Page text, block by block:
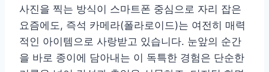
사진을 찍는 방식이 스마트폰 중심으로 자리 잡은
요즘에도, 즉석 카메라(폴라로이드)는 여전히 매력
적인 아이템으로 사랑받고 있습니다. 눈앞의 순간
을 바로 종이에 담아내는 이 독특한 경험은 단순한